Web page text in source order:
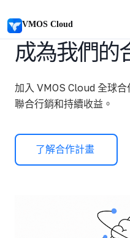
VMOS Cloud
成為我們的
加入 VMOS Cloud 全球合
聯合行銷和持續收益。
了解合作計畫